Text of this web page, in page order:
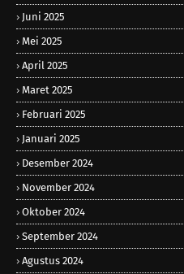
Juni 2025
Mei 2025
April 2025
Maret 2025
Februari 2025
Januari 2025
Desember 2024
November 2024
Oktober 2024
September 2024
Agustus 2024